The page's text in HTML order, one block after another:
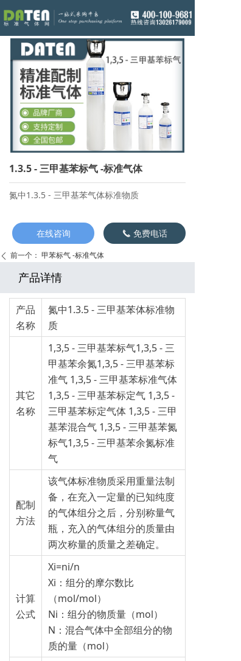
1.3.5 - 三甲基苯标气 -标准气体
产品
名称
氮中1.3.5 - 三甲基苯体标准物
质
其它
名称
1,3,5 - 三甲基苯标气1,3,5 - 三
甲基苯余氮1,3,5 - 三甲基苯标
准气 1,3,5 - 三甲基苯标准气体
1,3,5 - 三甲基苯标定气 1,3,5 -
三甲基苯标定气体 1,3,5 - 三甲
基苯混合气 1,3,5 - 三甲基苯氮
标气1,3,5 - 三甲基苯余氮标准
气
配制
方法
该气体标准物质采用重量法制
备，在充入一定量的已知纯度
的气体组分之后，分别称量气
瓶，充入的气体组分的质量由
两次称量的质量之差确定。
计算
公式
Xi=ni/n
Xi：组分的摩尔数比
（mol/mol）
Ni：组分的物质量（mol）
N：混合气体中全部组分的物
质的量（mol）
끅 免费电话
产品详情
ꄴ 前一个： 甲苯标气 -标准气体
氮中1.3.5 - 三甲基苯气体标准物质
在线咨询